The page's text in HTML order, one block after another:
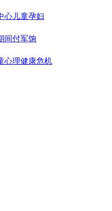
心儿童孕妇
间付军饷
心理健康危机